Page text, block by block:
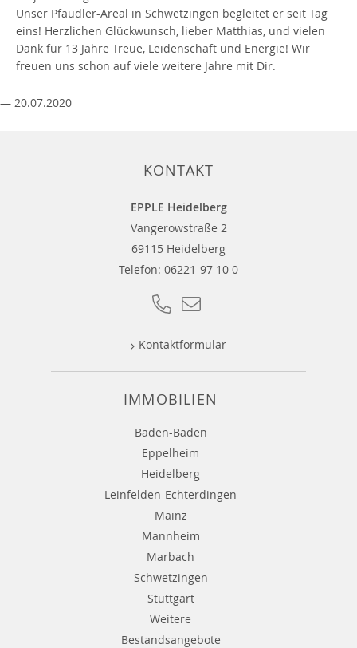
Unser Pfaudler-Areal in Schwetzingen begleitet er seit Tag
eins! Herzlichen Glückwunsch, lieber Matthias, und vielen
Dank für 13 Jahre Treue, Leidenschaft und Energie! Wir
freuen uns schon auf viele weitere Jahre mit Dir.
— 20.07.2020
KONTAKT
EPPLE Heidelberg
Vangerowstraße 2
69115 Heidelberg
Telefon: 06221-97 10 0
Kontaktformular
IMMOBILIEN
Baden-Baden
Eppelheim
Heidelberg
Leinfelden-Echterdingen
Mainz
Mannheim
Marbach
Schwetzingen
Stuttgart
Weitere
Bestandsangebote